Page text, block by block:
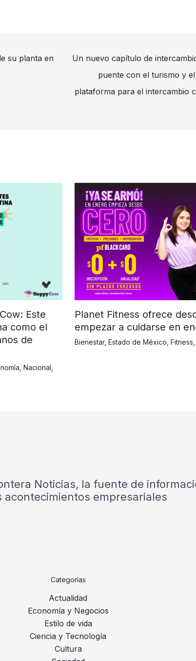
su planta en
Un nuevo capítulo de
puente con el turismo y
plataforma para el intercambio
Este
como el
de
Nacional
Planet Fitness ofrece
empezar a cuidarse en
Bienestar, Estado de México Fitness
Noticias, la fuente de
acontecimientos empresariales
Categorías
Actualidad
Economía y Negocios
Estilo de vida
Ciencia y Tecnología
Cultura